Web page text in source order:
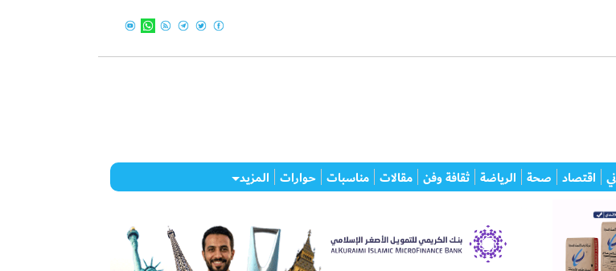
اقتصاد صحة الرياضة ثقافة وفن مقالات مناسبات حوارات المزيد